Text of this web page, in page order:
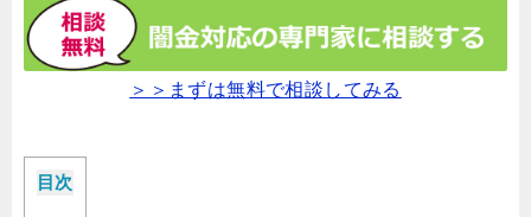
＞＞まずは無料で相談してみる
目次